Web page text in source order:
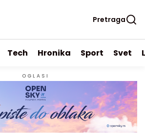
Pretraga
Tech Hronika Sport Svet
OGLASI